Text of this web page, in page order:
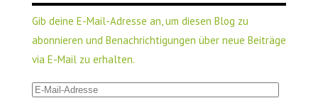
Gib deine E-Mail-Adresse an, um diesen Blog zu
abonnieren und Benachrichtigungen über neue Beiträge
via E-Mail zu erhalten.
E-